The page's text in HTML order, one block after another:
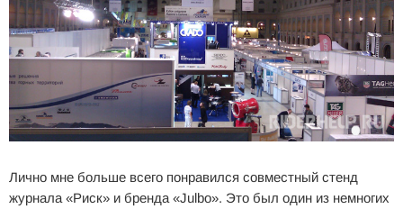
Лично мне больше всего понравился совместный стенд
журнала «Риск» и бренда «Julbo». Это был один из немногих